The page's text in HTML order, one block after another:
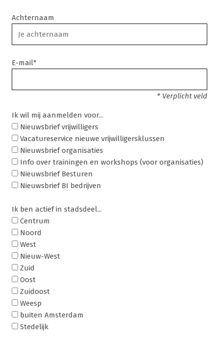
Achternaam
E-mail*
* Verplicht veld
Ik wil mij aanmelden voor...
Nieuwsbrief vrijwilligers
Vacatureservice nieuwe vrijwilligersklussen
Nieuwsbrief organisaties
Info over trainingen en workshops (voor organisaties)
Nieuwsbrief Besturen
Nieuwsbrief BI bedrijven
Ik ben actief in stadsdeel...
Centrum
Noord
West
Nieuw-West
Zuid
Oost
Zuidoost
Weesp
buiten Amsterdam
Stedelijk